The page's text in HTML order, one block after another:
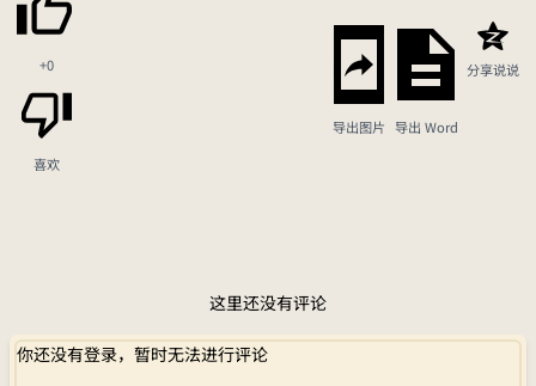
+0
喜欢
导出图片 导出 Word
分享说说
这里还没有评论
你还没有登录，暂时无法进行评论